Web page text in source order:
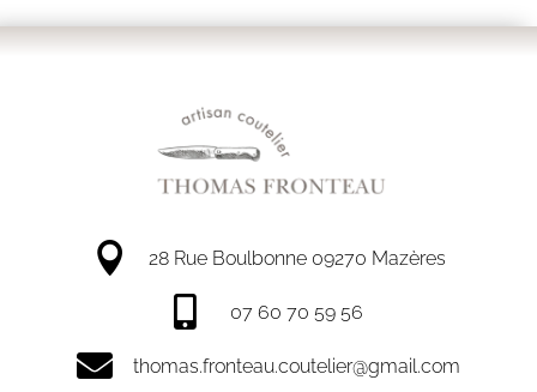
 28 Rue Boulbonne 09270 Mazères
 07 60 70 59 56
 thomas.fronteau.coutelier@gmail.com